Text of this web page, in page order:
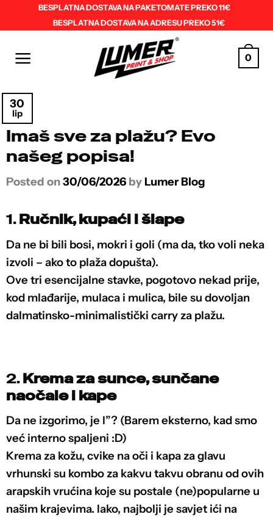
BESPLATNA DOSTAVA NA PAKETOMATE PREKO 11€
BESPLATNA DOSTAVA NA ADRESU PREKO 51€
0
30
lip
Imaš sve za plažu? Evo
našeg popisa!
Posted on30/06/2026 by Lumer Blog
1.Ručnik, kupaći i šlape
Da ne bi bili bosi, mokri i goli (ma da, tko voli neka
izvoli – ako to plaža dopušta).
Ove tri esencijalne stavke, pogotovo nekad prije,
kod mlađarije, mulaca i mulica, bile su dovoljan
dalmatinsko-minimalistički carry za plažu.
2.Krema za sunce, sunčane
naočale i kape
Da ne izgorimo, je l”? (Barem eksterno, kad smo
već interno spaljeni :D)
Krema za kožu, cvike na oči i kapa za glavu
vrhunski su kombo za kakvu takvu obranu od ovih
arapskih vrućina koje su postale (ne)popularne u
našim krajevima. Iako, najbolji je savjet ići na